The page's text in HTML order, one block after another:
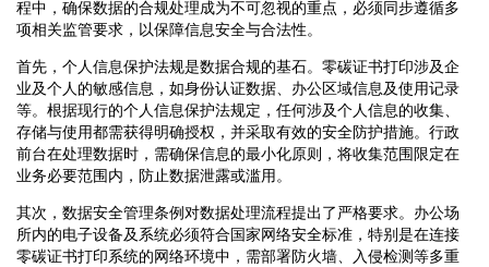
程中，确保数据的合规处理成为不可忽视的重点，必须同步遵循多
项相关监管要求，以保障信息安全与合法性。
首先，个人信息保护法规是数据合规的基石。零碳证书打印涉及企
业及个人的敏感信息，如身份认证数据、办公区域信息及使用记录
等。根据现行的个人信息保护法规定，任何涉及个人信息的收集、
存储与使用都需获得明确授权，并采取有效的安全防护措施。行政
前台在处理数据时，需确保信息的最小化原则，将收集范围限定在
业务必要范围内，防止数据泄露或滥用。
其次，数据安全管理条例对数据处理流程提出了严格要求。办公场
所内的电子设备及系统必须符合国家网络安全标准，特别是在连接
零碳证书打印系统的网络环境中，需部署防火墙、入侵检测等多重